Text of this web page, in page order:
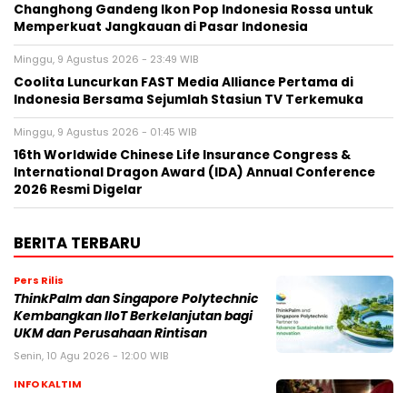
Changhong Gandeng Ikon Pop Indonesia Rossa untuk
Memperkuat Jangkauan di Pasar Indonesia
Minggu, 9 Agustus 2026 - 23:49 WIB
Coolita Luncurkan FAST Media Alliance Pertama di
Indonesia Bersama Sejumlah Stasiun TV Terkemuka
Minggu, 9 Agustus 2026 - 01:45 WIB
16th Worldwide Chinese Life Insurance Congress &
International Dragon Award (IDA) Annual Conference
2026 Resmi Digelar
BERITA TERBARU
Pers Rilis
ThinkPalm dan Singapore Polytechnic
Kembangkan IIoT Berkelanjutan bagi
UKM dan Perusahaan Rintisan
Senin, 10 Agu 2026 - 12:00 WIB
INFO KALTIM